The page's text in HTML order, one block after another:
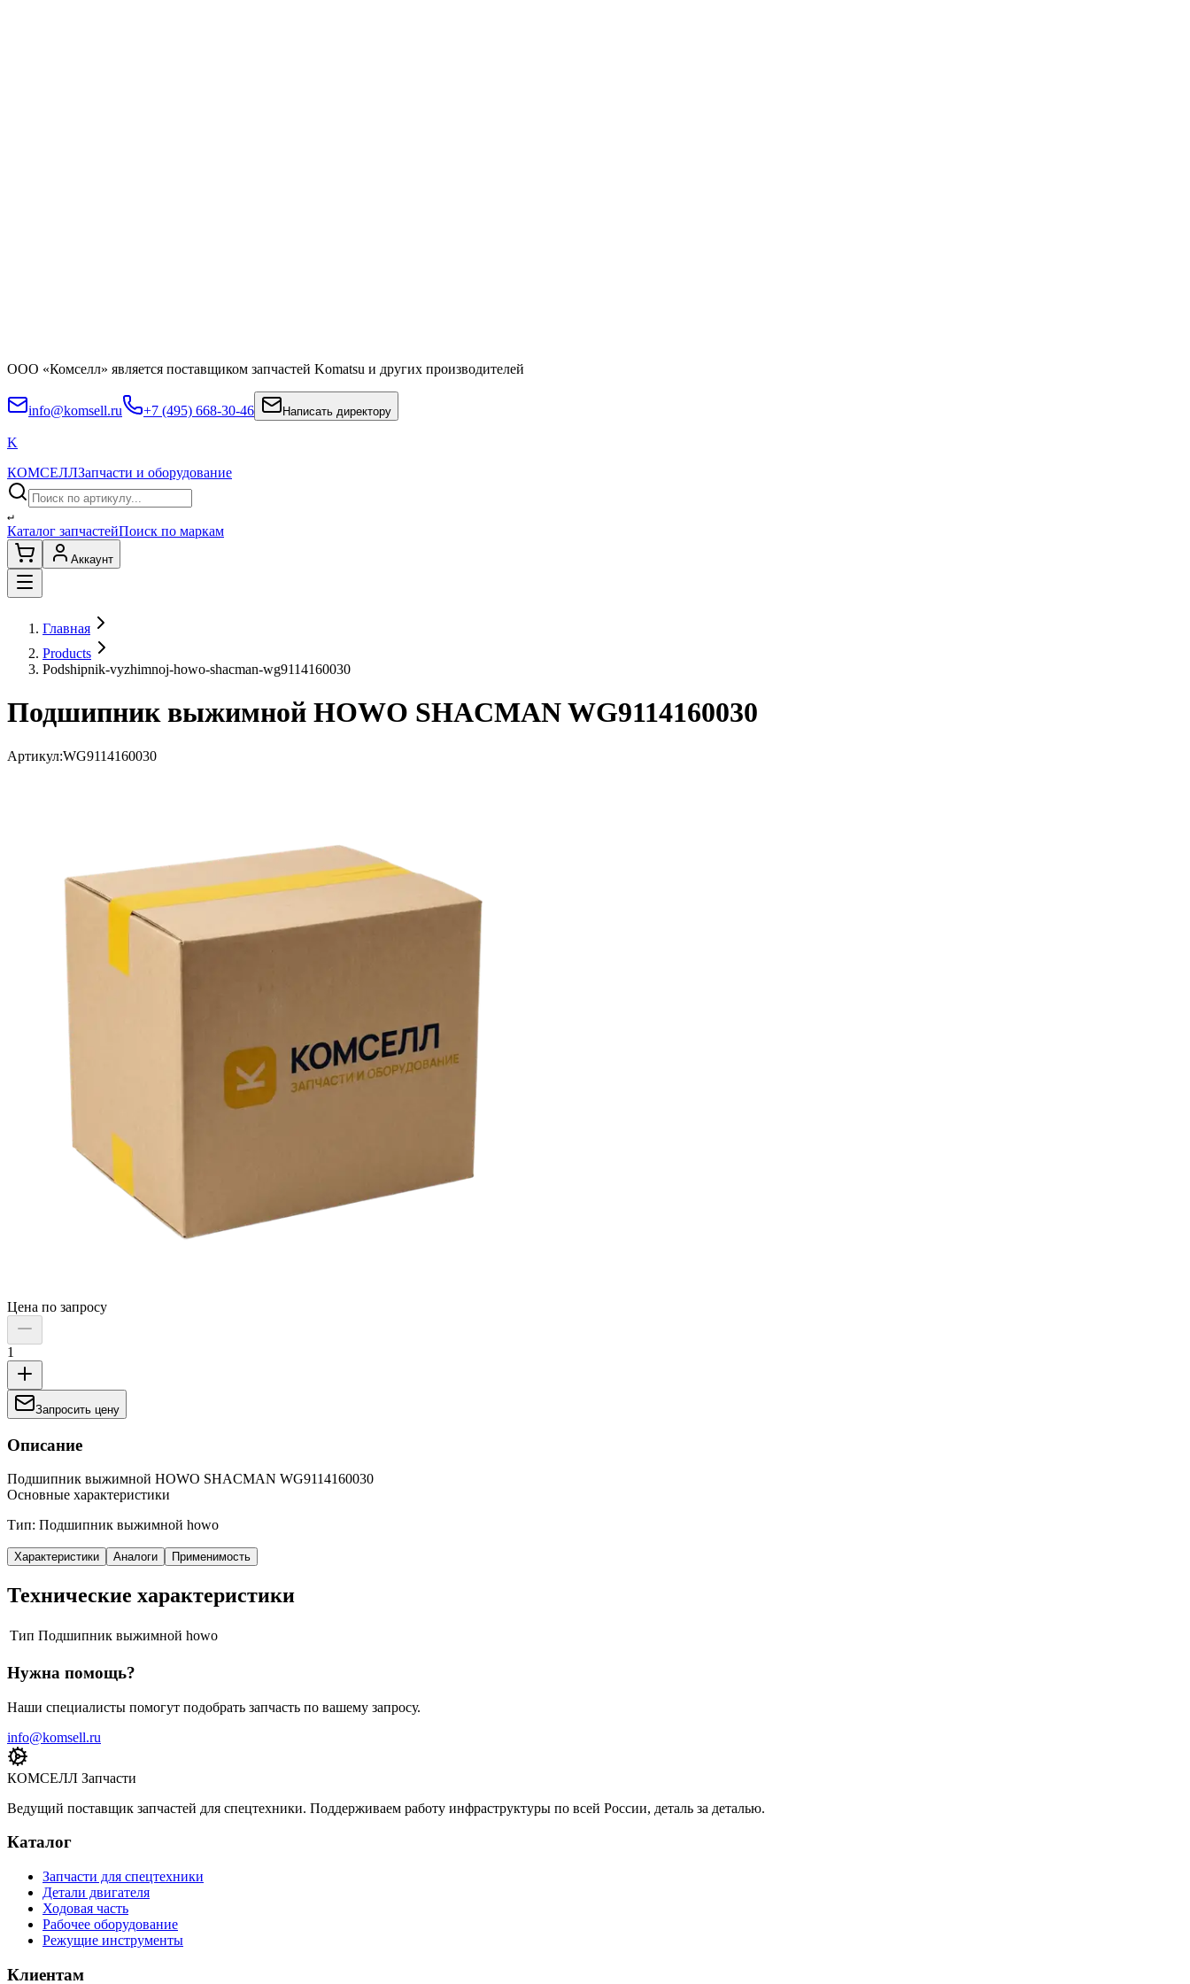
ООО «Комселл» является поставщиком запчастей Komatsu и других производителей
info@komsell.ru +7 (495) 668-30-46 Написать директору
K
КОМСЕЛЛЗапчасти и оборудование
↵
Каталог запчастейПоиск по маркам
Аккаунт
Главная
Products
Podshipnik-vyzhimnoj-howo-shacman-wg9114160030
Подшипник выжимной HOWO SHACMAN WG9114160030
Артикул:WG9114160030
Цена по запросу
1
Запросить цену
Описание
Подшипник выжимной HOWO SHACMAN WG9114160030
Основные характеристики
Тип: Подшипник выжимной howo
Характеристики Аналоги Применимость
Технические характеристики
Тип Подшипник выжимной howo
Нужна помощь?
Наши специалисты помогут подобрать запчасть по вашему запросу.
info@komsell.ru
КОМСЕЛЛ Запчасти
Ведущий поставщик запчастей для спецтехники. Поддерживаем работу инфраструктуры по всей России, деталь за деталью.
Каталог
Запчасти для спецтехники
Детали двигателя
Ходовая часть
Рабочее оборудование
Режущие инструменты
Клиентам